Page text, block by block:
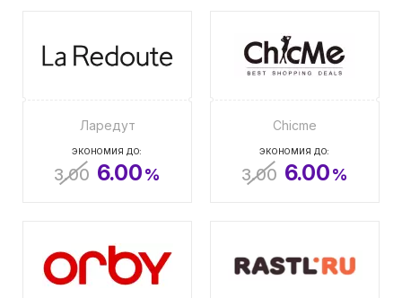
Ларедут
ЭКОНОМИЯ ДО:
3.00 6.00%
Chicme
ЭКОНОМИЯ ДО:
3.00 6.00%